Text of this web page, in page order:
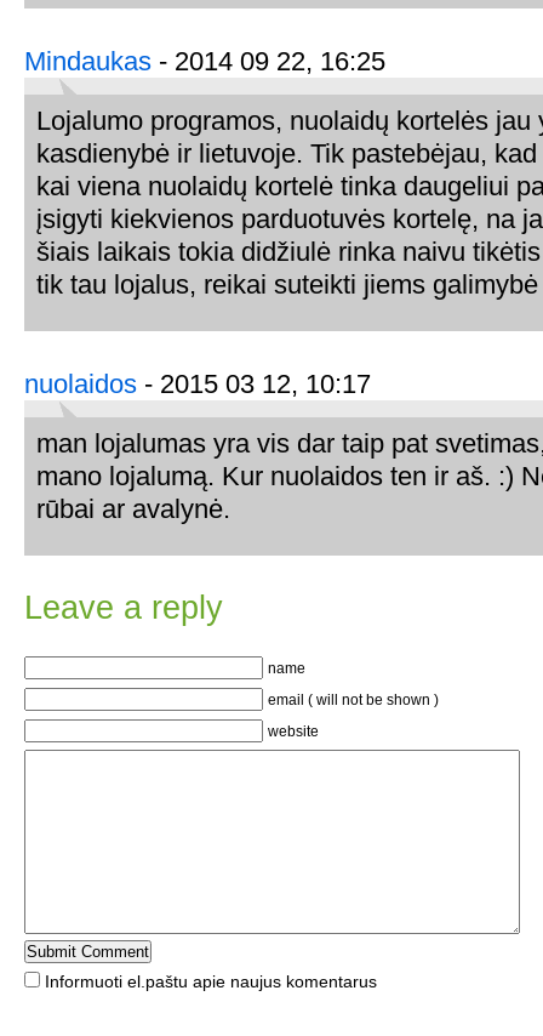
Mindaukas - 2014 09 22, 16:25
Lojalumo programos, nuolaidų kortelės jau
kasdienybė ir lietuvoje. Tik pastebėjau,
kai viena nuolaidų kortelė tinka daugeliui
įsigyti kiekvienos parduotuvės kortelę, na
šiais laikais tokia didžiulė rinka naivu
tik tau lojalus, reikai suteikti jiems
nuolaidos - 2015 03 12, 10:17
man lojalumas yra vis dar taip pat
mano lojalumą. Kur nuolaidos ten ir aš. :)
rūbai ar avalynė.
Leave a reply
name
email ( will not be shown )
website
Informuoti el.paštu apie naujus komentarus